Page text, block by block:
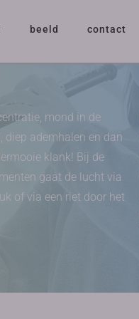
beeld contact
mond in de
diep ademhalen en dan
klank! Bij de
gaat de lucht via
of via een riet door het